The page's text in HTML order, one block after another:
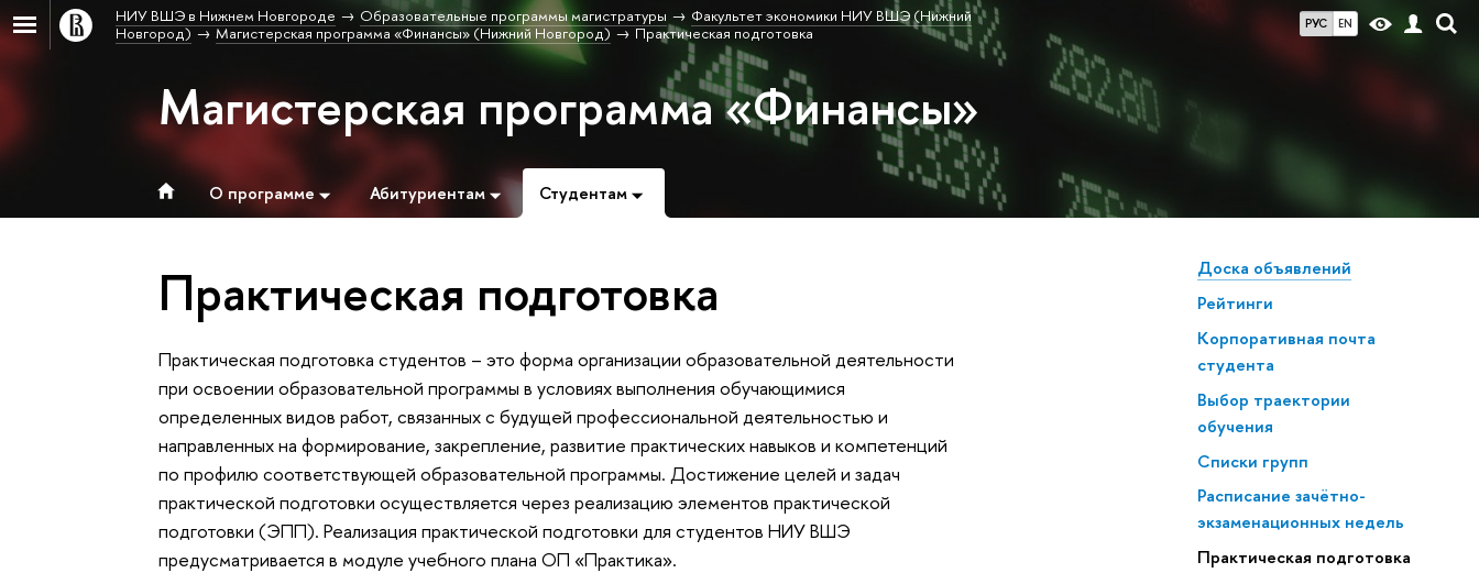
РУС EN
НИУ ВШЭ в Нижнем Новгороде Образовательные программы магистратуры
Факультет экономики НИУ ВШЭ (Нижний
Новгород)
Магистерская программа «Финансы» (Нижний Новгород) Практическая подготовка
Магистерская программа «Финансы»
О программе Абитуриентам Студентам
Доска объявлений
Рейтинги
Корпоративная почта
студента
Выбор траектории
обучения
Списки групп
Расписание зачётно-
экзаменационных недель
Практическая подготовка
Практическая подготовка
Практическая подготовка студентов – это форма организации образовательной деятельности
при освоении образовательной программы в условиях выполнения обучающимися
определенных видов работ, связанных с будущей профессиональной деятельностью и
направленных на формирование, закрепление, развитие практических навыков и компетенций
по профилю соответствующей образовательной программы. Достижение целей и задач
практической подготовки осуществляется через реализацию элементов практической
подготовки (ЭПП). Реализация практической подготовки для студентов НИУ ВШЭ
предусматривается в модуле учебного плана ОП «Практика».